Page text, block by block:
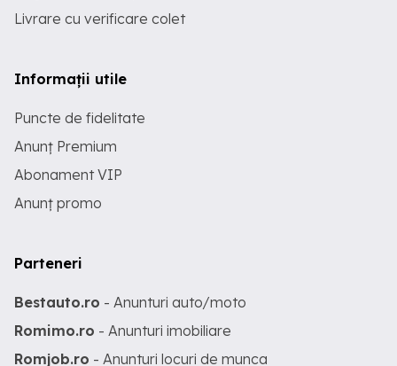
Livrare cu verificare colet
Informații utile
Puncte de fidelitate
Anunț Premium
Abonament VIP
Anunț promo
Parteneri
Bestauto.ro - Anunturi auto/moto
Romimo.ro - Anunturi imobiliare
Romjob.ro - Anunturi locuri de munca